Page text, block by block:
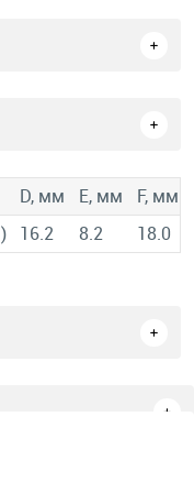
D, мм E, мм
F, мм
16.2 8.2 18.0